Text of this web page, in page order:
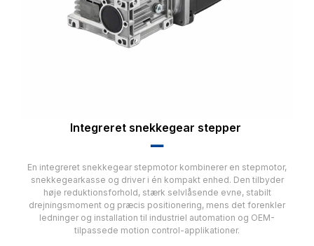
Integreret snekkegear stepper
▂▂
En integreret snekkegear stepmotor kombinerer en stepmotor,
snekkegearkasse og driver i én kompakt enhed. Den tilbyder
høje reduktionsforhold, stærk selvlåsende evne, stabilt
drejningsmoment og præcis positionering, mens det forenkler
ledninger og installation til industriel automation og OEM-
tilpassede motion control-applikationer.